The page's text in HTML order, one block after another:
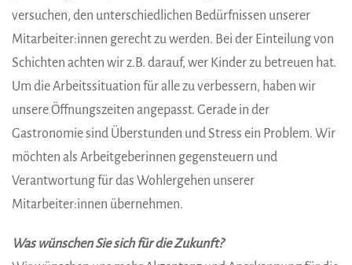
versuchen, den unterschiedlichen Bedürfnissen unserer
Mitarbeiter:innen gerecht zu werden. Bei der Einteilung von
Schichten achten wir z.B. darauf, wer Kinder zu betreuen hat.
Um die Arbeitssituation für alle zu verbessern, haben wir
unsere Öffnungszeiten angepasst. Gerade in der
Gastronomie sind Überstunden und Stress ein Problem. Wir
möchten als Arbeitgeberinnen gegensteuern und
Verantwortung für das Wohlergehen unserer
Mitarbeiter:innen übernehmen.
Was wünschen Sie sich für die Zukunft?